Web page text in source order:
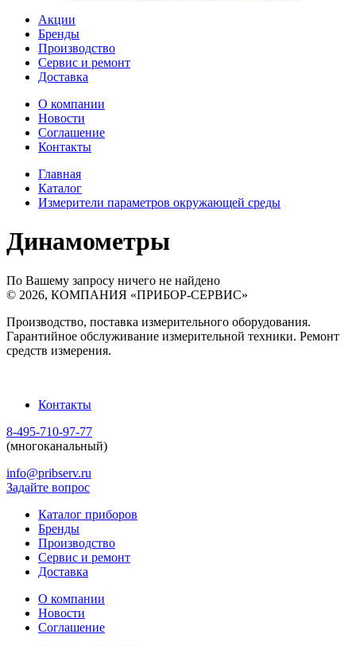
Акции
Бренды
Производство
Сервис и ремонт
Доставка
О компании
Новости
Соглашение
Контакты
Главная
Каталог
Измерители параметров окружающей среды
Динамометры
По Вашему запросу ничего не найдено
© 2026, КОМПАНИЯ «ПРИБОР-СЕРВИС»
Производство, поставка измерительного оборудования.
Гарантийное обслуживание измерительной техники. Ремонт
средств измерения.
Контакты
8-495-710-97-77
(многоканальный)
info@pribserv.ru
Задайте вопрос
Каталог приборов
Бренды
Производство
Сервис и ремонт
Доставка
О компании
Новости
Соглашение